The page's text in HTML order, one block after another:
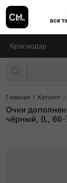
вся
Краснодар
Главная Каталог
Очки
чёрный, (L, 66-